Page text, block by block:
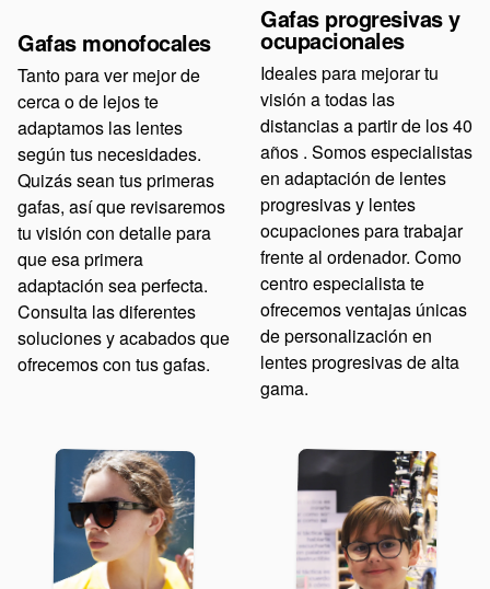
Gafas monofocales
Tanto para ver mejor de
cerca o de lejos te
adaptamos las lentes
según tus necesidades.
Quizás sean tus primeras
gafas, así que revisaremos
tu visión con detalle para
que esa primera
adaptación sea perfecta.
Consulta las diferentes
soluciones y acabados que
ofrecemos con tus gafas.
Gafas progresivas y
ocupacionales
Ideales para mejorar tu
visión a todas las
distancias a partir de los 40
años . Somos especialistas
en adaptación de lentes
progresivas y lentes
ocupaciones para trabajar
frente al ordenador. Como
centro especialista te
ofrecemos ventajas únicas
de personalización en
lentes progresivas de alta
gama.